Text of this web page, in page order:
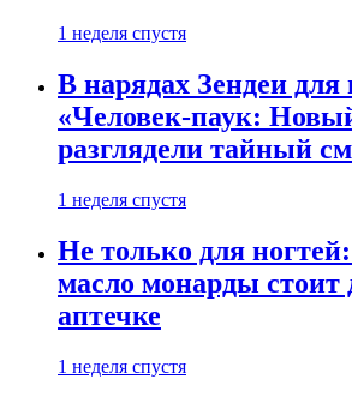
1 неделя спустя
В нарядах Зендеи для
«Человек-паук:
разглядели тайный
1 неделя спустя
Не только для
масло монарды стоит
аптечке
1 неделя спустя